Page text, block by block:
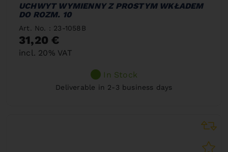
UCHWYT WYMIENNY Z PROSTYM WKŁADEM
DO ROZM. 10
Art. No. : 23-1058B
31,20 €
incl. 20% VAT
In Stock
Deliverable in 2-3 business days